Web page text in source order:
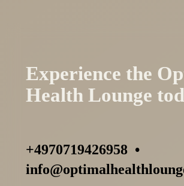
Experience the
Health Lounge
+4970719426958•